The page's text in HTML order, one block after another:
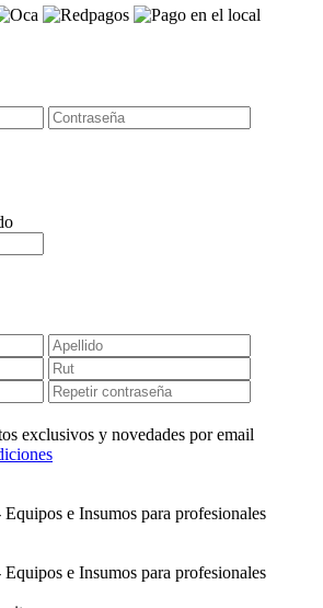
exclusivos y novedades por email